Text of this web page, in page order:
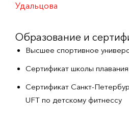
Удальцова
Образование и
Высшее спортивное
Сертификат школы
Сертификат Санкт-
UFT по детскому фитнессу